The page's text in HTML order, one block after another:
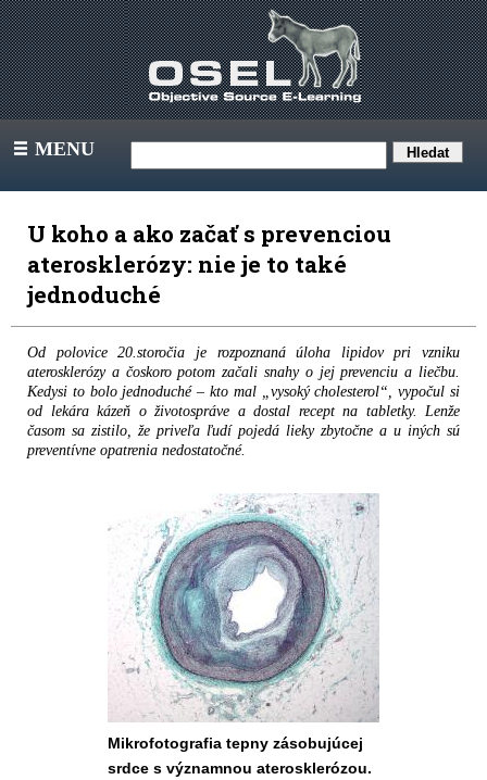
III MENU
U koho a ako začať s prevenciou
aterosklerózy: nie je to také
jednoduché
Od polovice 20.storočia je rozpoznaná úloha lipidov pri vzniku
aterosklerózy a čoskoro potom začali snahy o jej prevenciu a liečbu.
Kedysi to bolo jednoduché – kto mal „vysoký cholesterol“, vypočul si
od lekára kázeň o životospráve a dostal recept na tabletky. Lenže
časom sa zistilo, že priveľa ľudí pojedá lieky zbytočne a u iných sú
preventívne opatrenia nedostatočné.
Mikrofotografia tepny zásobujúcej
srdce s významnou aterosklerózou.